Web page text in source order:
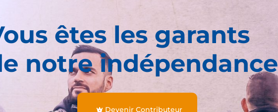
êtes les garants
notre indépendance
Devenir Contributeur